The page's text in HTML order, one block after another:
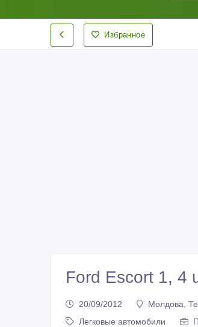
Избранное
Ford Escort 1, 4
20/09/2012
Молдова,
Легковые автомобили